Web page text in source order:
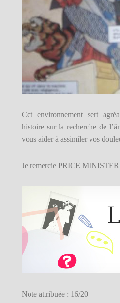
Cet environnement sert
histoire sur la recherche de
vous aider à assimiler vos
Je remercie PRICE MINISTER
Note attribuée : 16/20